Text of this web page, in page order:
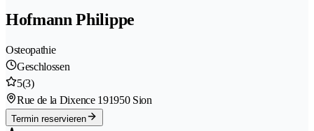
Hofmann Philippe
Osteopathie
Geschlossen
5(3)
Rue de la Dixence 191950 Sion
Termin reservieren